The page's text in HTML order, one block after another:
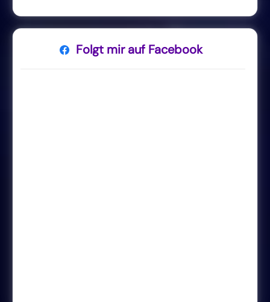
Folgt mir auf Facebook